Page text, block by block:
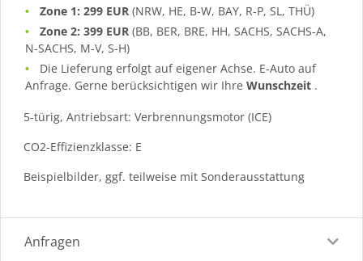
Zone 1: 299 EUR (NRW, HE, B-W, BAY, R-P, SL, THÜ)
Zone 2: 399 EUR (BB, BER, BRE, HH, SACHS, SACHS-A,
N-SACHS, M-V, S-H)
Die Lieferung erfolgt auf eigener Achse. E-Auto auf
Anfrage. Gerne berücksichtigen wir Ihre Wunschzeit .
5-türig, Antriebsart: Verbrennungsmotor (ICE)
CO2-Effizienzklasse: E
Beispielbilder, ggf. teilweise mit Sonderausstattung
Anfragen